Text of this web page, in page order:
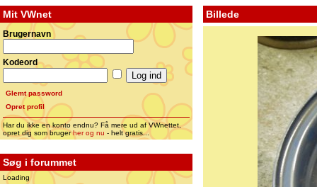
Mit VWnet
Brugernavn
Kodeord
Glemt password
Opret profil
Har du ikke en konto endnu? Få mere ud af VWnettet,
opret dig som brugerher og nu - helt gratis...
Søg i forummet
Loading
Billede